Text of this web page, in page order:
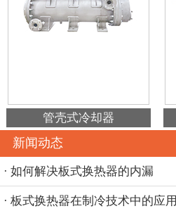
管壳式冷却器
新闻动态
· 如何解决板式换热器的内漏
· 板式换热器在制冷技术中的应用